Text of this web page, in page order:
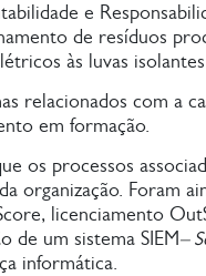
e
de resíduos
às luvas
relacionados com a
em formação.
os processos
organização. Foram
licenciamento
de um sistema SIEM–
informática.